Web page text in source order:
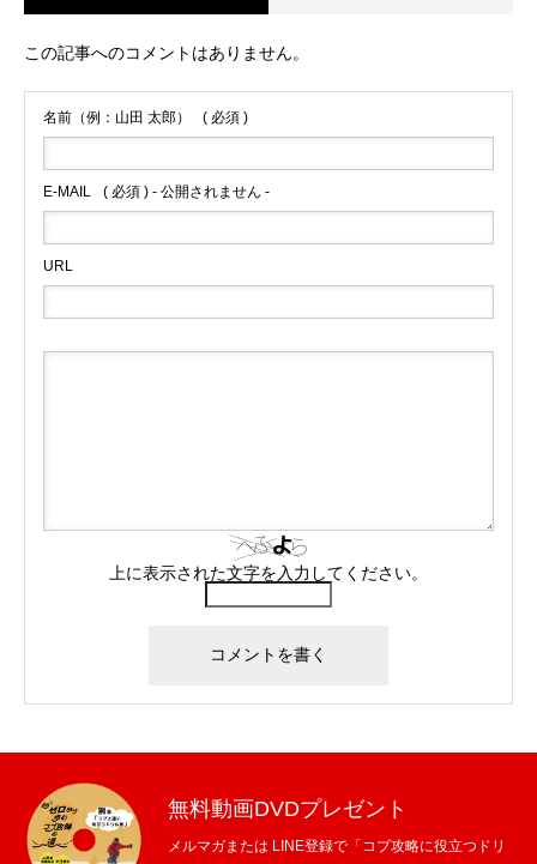
この記事へのコメントはありません。
名前（例：山田 太郎） ( 必須 )
E-MAIL ( 必須 ) - 公開されません -
URL
上に表示された文字を入力してください。
無料動画DVDプレゼント
メルマガまたは LINE登録で「コブ攻略に役立つドリ